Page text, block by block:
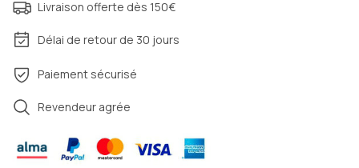
Livraison offerte dès 150€
Délai de retour de 30 jours
Paiement sécurisé
Revendeur agrée